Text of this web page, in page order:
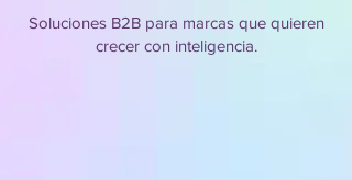
Soluciones B2B para marcas que quieren
crecer con inteligencia.